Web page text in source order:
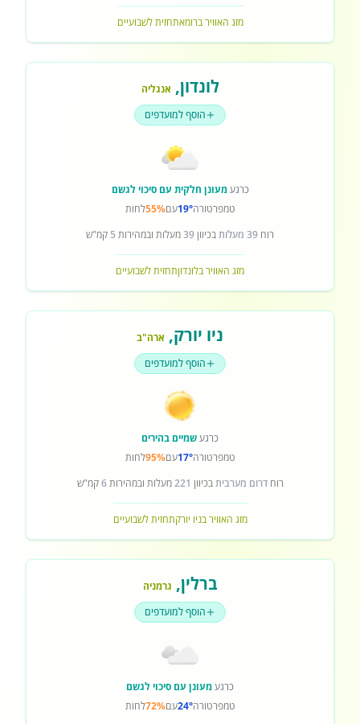
מזג האוויר ברומאתחזית לשבועיים
לונדון, אנגליה
הוסף למועדפים
כרגעמעונן חלקית עם סיכוי לגשם
טמפרטורה19°עם55%לחות
רוח 39 מעלות בכיוון39מעלות ובמהירות 5 קמ"ש
מזג האוויר בלונדוןתחזית לשבועיים
ניו יורק, ארה"ב
הוסף למועדפים
כרגעשמיים בהירים
טמפרטורה17°עם95%לחות
רוחדרום מערביתבכיוון 221מעלות ובמהירות6קמ"ש
מזג האוויר בניו יורקתחזית לשבועיים
ברלין, גרמניה
הוסף למועדפים
כרגעמעונן עם סיכוי לגשם
טמפרטורה24°עם72%לחות